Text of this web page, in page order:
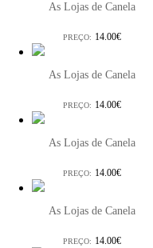
As Lojas de Canela
PREÇO: 14.00€
As Lojas de Canela
PREÇO: 14.00€
As Lojas de Canela
PREÇO: 14.00€
As Lojas de Canela
PREÇO: 14.00€